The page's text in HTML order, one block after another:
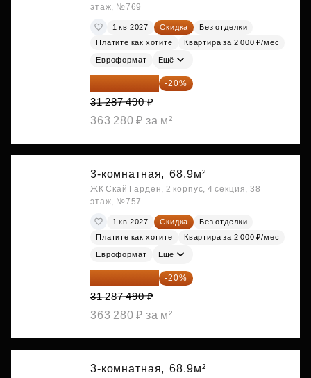
этаж, №769
1 кв 2027 Скидка
Без отделки
Платите как хотите
Квартира за 2 000 ₽/мес
Евроформат Ещё
25 029 992 ₽ -20%
31 287 490 ₽
363 280 ₽ за м²
3-комнатная, 68.9м²
ЖК Скай Гарден, 2 корпус, 4 секция, 38
этаж, №757
1 кв 2027 Скидка
Без отделки
Платите как хотите
Квартира за 2 000 ₽/мес
Евроформат Ещё
25 029 992 ₽ -20%
31 287 490 ₽
363 280 ₽ за м²
3-комнатная, 68.9м²